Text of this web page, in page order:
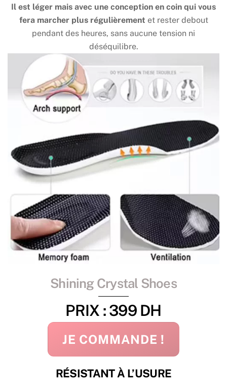
Il est léger mais avec une conception en coin qui vous
fera marcher plus régulièrement et rester debout
pendant des heures, sans aucune tension ni
déséquilibre.
Shining Crystal Shoes
PRIX : 399 DH
JE COMMANDE !
RÉSISTANT À L’USURE